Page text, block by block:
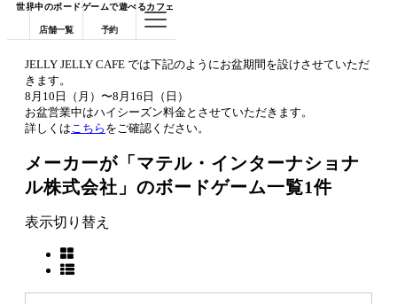
世界中のボードゲームで遊べるカフェ
店舗一覧 予約
JELLY JELLY CAFE では下記のようにお盆期間を設けさせていただ
きます。
8月10日（月）〜8月16日（日）
お盆営業中はハイシーズン料金とさせていただきます。
詳しくはこちら をご確認ください。
メーカーが「マテル・インターナショナ
ル株式会社」のボードゲーム一覧1件
表示切り替え